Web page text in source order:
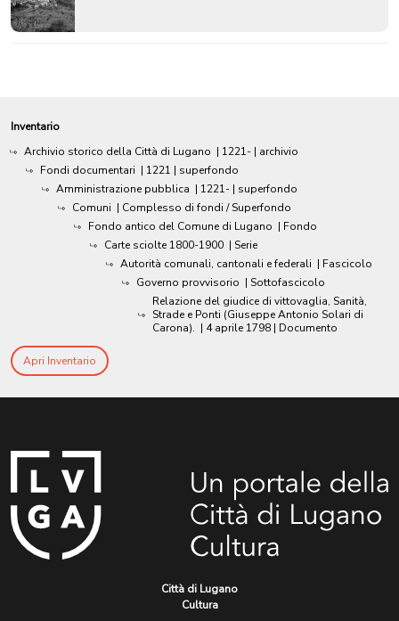
Inventario
Archivio storico della Città di Lugano | 1221- | archivio
Fondi documentari | 1221 | superfondo
Amministrazione pubblica | 1221- | superfondo
Comuni | Complesso di fondi / Superfondo
Fondo antico del Comune di Lugano | Fondo
Carte sciolte 1800-1900 | Serie
Autorità comunali, cantonali e federali | Fascicolo
Governo provvisorio | Sottofascicolo
Relazione del giudice di vittovaglia, Sanità,
Strade e Ponti (Giuseppe Antonio Solari di
Carona). | 4 aprile 1798 | Documento
Apri Inventario
Città di Lugano
Cultura